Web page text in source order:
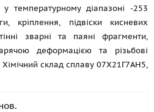
температурному діапазоні -253
кріплення, підвіски кисневих
зварні та паяні фрагменти,
деформацією та різьбові
склад сплаву 07Х21Г7АН5,